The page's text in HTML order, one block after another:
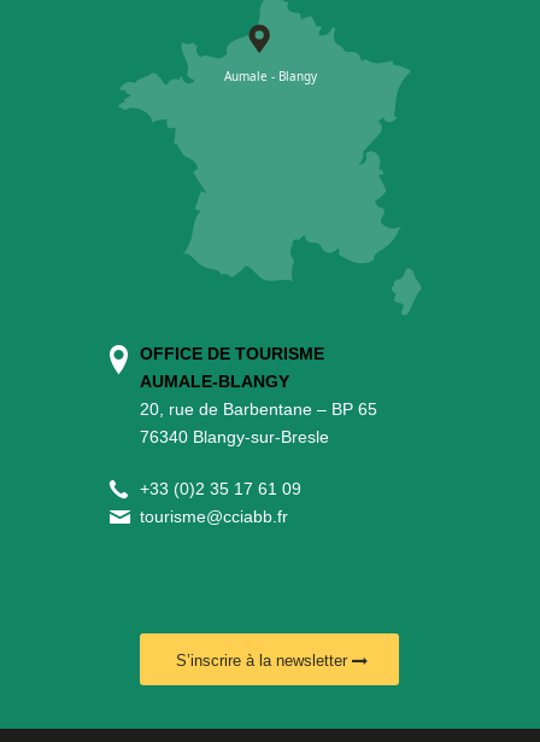
OFFICE DE TOURISME
AUMALE-BLANGY
20, rue de Barbentane – BP 65
76340 Blangy-sur-Bresle
+33 (0)2 35 17 61 09
tourisme@cciabb.fr
S’inscrire à la newsletter